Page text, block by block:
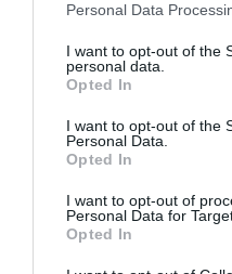
Personal Data
I want to opt-out of the
personal data.
Opted In
I want to opt-out of the
Personal Data.
Opted In
I want to opt-out of
Personal Data for
Opted In
HÍRLISTA
roamingdíj